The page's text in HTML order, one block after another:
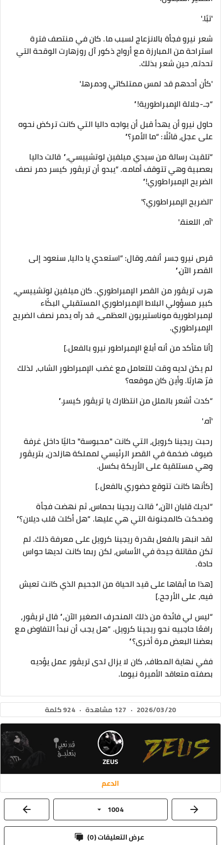
'تبًا.'
شعر نيرو فجأة بالانزعاج لسبب ما. كان في منتصف فترة
استراحة من المبارزة مع أرواح ذكور آل روزهارت الوقحة التي
تحدته، حين شعر بذلك.
'كأن أحدهم قد لمس ممتلكاتي ودمرها.'
“جـ-جلالة الإمبراطورية!”
حاول نيرو أن يهدأ قبل أن يواجه داليا التي كانت تركض نحوه
على عجل، قائلًا: “ما الأمر؟”
“تلقيت رسالة من سيدي ميلفين لوتشييسي،” قالت داليا
بعصبية وهي تتوقف أمامه. “يبدو أن تريڤور كيسر دمر نصف
الضريح الإمبراطوري!”
'الضريح الإمبراطوري؟'
'آه، اللعنة.'
قرص نيرو جسر أنفه، وقال: “استعدي يا داليا، سنعود إلى
القصر الآن.”
هرب تريڤور من القصر الإمبراطوري. كان ميلفين لوتشييسي،
كبير مسؤولي البلاط الإمبراطوري المستقبلي البكّاء
لإمبراطورية موناستيريون العظمى، قد رآه يدمر نصف الضريح
الإمبراطوري.
[أنا متأكد من أنه أبلغ الإمبراطور نيرو بالفعل.]
لم يكن لديه وقت للتعامل مع غضب الإمبراطور الشاب، لذلك
فرّ هاربًا. وأين كان موقعه؟
“كدت أشعر بالملل من انتظارك يا تريڤور كيسر.”
'آه.'
رحبت ريجينا كرويل، التي كانت "محبوسة" حاليًا داخل غرفة
ضيوف ضخمة في القصر الرئيسي لمملكة هازلدن، بتريڤور
وهي مستلقية على الأريكة بكسل.
[كأنها كانت تتوقع حضوري بالفعل.]
“لديك قلبان الآن،” قالت ريجينا بحماس، ثم نهضت فجأة
وضحكت كالمجنونة التي هي عليها. “هل أكلت قلب ديلان؟”
لقد انبهر بالفعل بقدرة ريجينا كرويل على معرفة ذلك. لم
تكن مقاتلة جيدة في الأساس، لكن ربما كانت لديها حواس
حادة.
[هذا ما أبقاها على قيد الحياة من الجحيم الذي كانت تعيش
فيه، على الأرجح.]
“ليس لي فائدة من ذلك المنحرف الصغير الآن،” قال تريڤور،
رافعًا حاجبيه نحو ريجينا كرويل. “هل يجب أن نبدأ التفاوض مع
بعضنا البعض مرة أخرى؟”
ففي نهاية المطاف، كان لا يزال لدى تريڤور عمل يؤديه
بصفته متعاقد الأميرة نيوما.
2026/03/20
· 127 مشاهدة · 924 كلمة
ZEUS
الدعم
1004
عرض التعليقات ( 0
)